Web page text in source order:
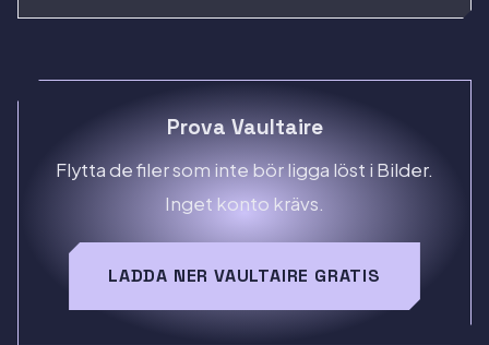
Prova Vaultaire
Flytta de filer som inte bör ligga löst i Bilder.
Inget konto krävs.
LADDA NER VAULTAIRE GRATIS